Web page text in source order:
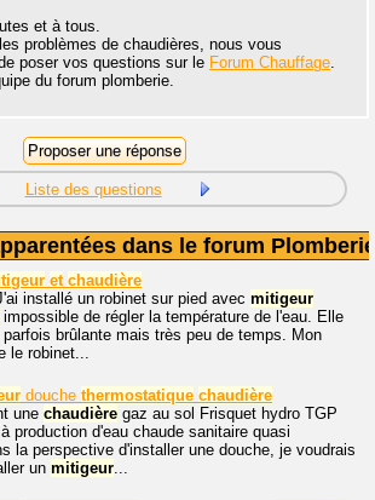
et à tous.
problèmes de chaudières, nous vous
poser vos questions sur le Forum Chauffage.
du forum plomberie.
Liste des questions
dans le forum Plomberie
et chaudière
installé un robinet sur pied avec mitigeur
impossible de régler la température de l'eau. Elle
brûlante mais très peu de temps. Mon
le robinet...
douche thermostatique chaudière
une chaudière gaz au sol Frisquet hydro TGP
production d'eau chaude sanitaire quasi
la perspective d'installer une douche, je voudrais
un mitigeur...